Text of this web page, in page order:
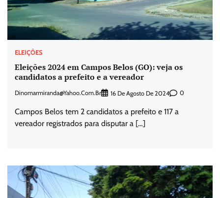
ELEIÇÕES
Eleições 2024 em Campos Belos (GO): veja os
candidatos a prefeito e a vereador
Dinomarmiranda@yahoo.com.br 16 De Agosto De 2024 0
Campos Belos tem 2 candidatos a prefeito e 117 a
vereador registrados para disputar a […]